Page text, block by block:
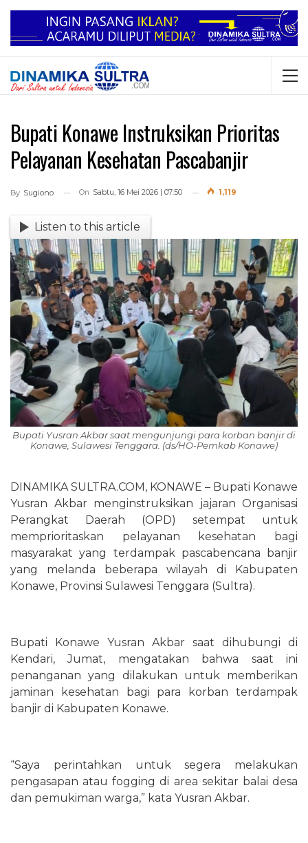
Bupati Konawe Instruksikan Prioritas
Pelayanan Kesehatan Pascabanjir
By Sugiono On Sabtu, 16 Mei 2026 | 07:50 1,119
Listen to this article
Bupati Yusran Akbar saat mengunjungi para korban banjir di
Konawe, Sulawesi Tenggara. (ds/HO-Pemkab Konawe)
DINAMIKA SULTRA.COM, KONAWE – Bupati Konawe
Yusran Akbar menginstruksikan jajaran Organisasi
Perangkat Daerah (OPD) setempat untuk
memprioritaskan pelayanan kesehatan bagi
masyarakat yang terdampak pascabencana banjir
yang melanda beberapa wilayah di Kabupaten
Konawe, Provinsi Sulawesi Tenggara (Sultra).
Bupati Konawe Yusran Akbar saat dihubungi di
Kendari, Jumat, mengatakan bahwa saat ini
penanganan yang dilakukan untuk memberikan
jaminan kesehatan bagi para korban terdampak
banjir di Kabupaten Konawe.
“Saya perintahkan untuk segera melakukan
pengasapan atau fogging di area sekitar balai desa
dan pemukiman warga,” kata Yusran Akbar.